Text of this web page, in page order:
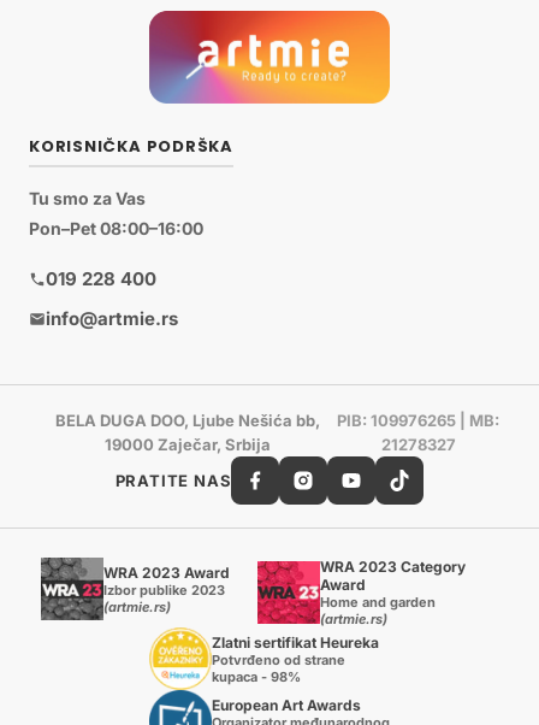
KORISNIČKA PODRŠKA
Tu smo za Vas
Pon–Pet 08:00–16:00
019 228 400
info@artmie.rs
BELA DUGA DOO, Ljube Nešića bb,
19000 Zaječar, Srbija
PIB: 109976265 | MB:
21278327
PRATITE NAS
WRA 2023 Award
Izbor publike 2023
(artmie.rs)
WRA 2023 Category
Award
Home and garden
(artmie.rs)
Zlatni sertifikat Heureka
Potvrđeno od strane
kupaca - 98%
European Art Awards